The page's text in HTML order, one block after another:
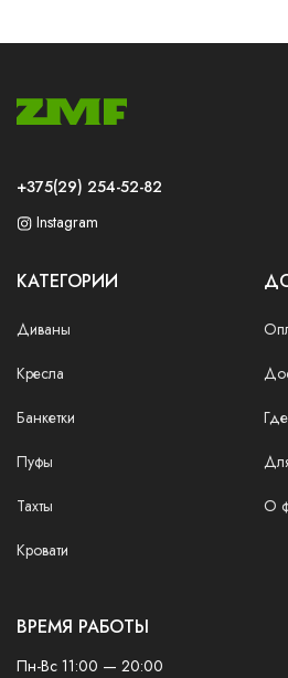
+375(29) 254-52-82
Instagram
КАТЕГОРИИ
Диваны
Кресла
Банкетки
Пуфы
Тахты
Кровати
О
ВРЕМЯ РАБОТЫ
Пн-Вс 11:00 — 20:00